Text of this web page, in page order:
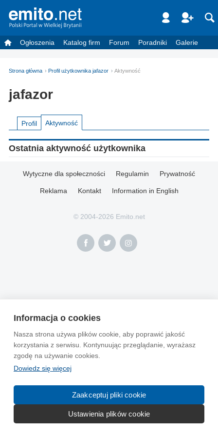
Informacja o cookies
Nasza strona używa plików cookie, aby poprawić jakość
korzystania z serwisu. Kontynuując przeglądanie, wyrażasz
zgodę na używanie cookies.
Dowiedz się więcej
Zaakceptuj pliki cookie
Ustawienia plików cookie
Ogłoszenia Katalog firm Forum Poradniki Galerie
Strona główna Profil użytkownika jafazor Aktywność
jafazor
Profil Aktywność
Ostatnia aktywność użytkownika
Wytyczne dla społeczności Regulamin Prywatność
Reklama Kontakt Information in English
© 2004-2026 Emito.net